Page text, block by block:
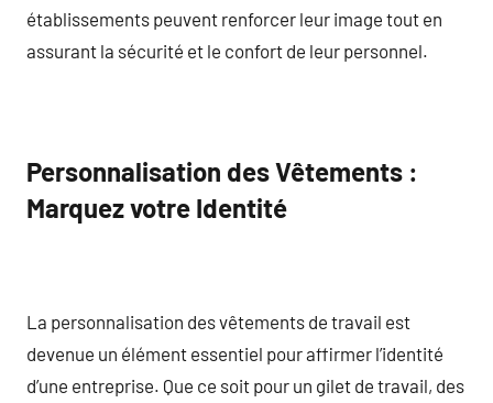
établissements peuvent renforcer leur image tout en
assurant la sécurité et le confort de leur personnel.
Personnalisation des Vêtements :
Marquez votre Identité
La personnalisation des vêtements de travail est
devenue un élément essentiel pour affirmer l’identité
d’une entreprise. Que ce soit pour un gilet de travail, des